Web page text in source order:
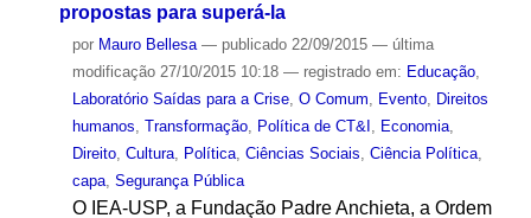
propostas para superá-la
por Mauro Bellesa — publicado22/09/2015 — última
modificação27/10/2015 10:18 — registrado em: Educação,
Laboratório Saídas para a Crise, O Comum Evento, Direitos
humanos Transformação, Política de CT&I Economia,
Direito, Cultura, Política, Ciências Sociais Ciência Política,
capa, Segurança Pública
O IEA-USP, a Fundação Padre Anchieta, a Ordem